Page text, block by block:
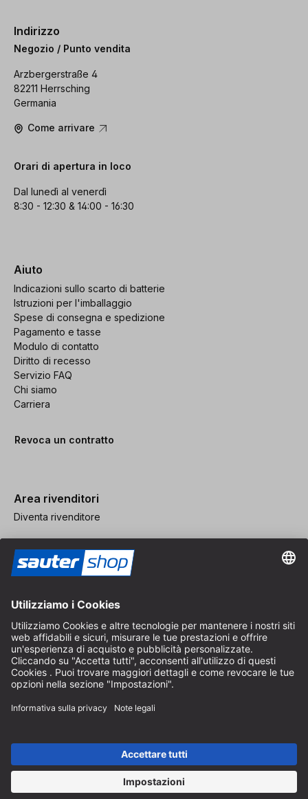
Indirizzo
Negozio / Punto vendita
Arzbergerstraße 4
82211 Herrsching
Germania
Come arrivare
Orari di apertura in loco
Dal lunedì al venerdì
8:30 - 12:30 & 14:00 - 16:30
Aiuto
Indicazioni sullo scarto di batterie
Istruzioni per l'imballaggio
Spese di consegna e spedizione
Pagamento e tasse
Modulo di contatto
Diritto di recesso
Servizio FAQ
Chi siamo
Carriera
Revoca un contratto
Area rivenditori
Diventa rivenditore
CGV
Protezione dei Dati
Impostazioni dei Cookie
della Germania per pacchi di dimensioni standard, esclusi articoli
A seconda del Paese di consegna, l'IVA può variare al momento del